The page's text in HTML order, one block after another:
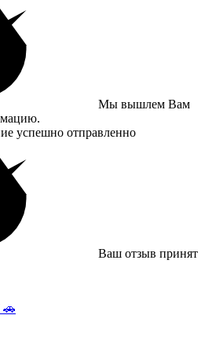
Мы вышлем Вам
успешно отправленно
Ваш отзыв принят
🚗